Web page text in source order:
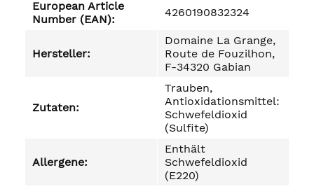
European Article
Number (EAN):
4260190832324
Hersteller:
Domaine La Grange,
Route de Fouzilhon,
F-34320 Gabian
Zutaten:
Trauben,
Antioxidationsmittel:
Schwefeldioxid
(Sulfite)
Allergene:
Enthält
Schwefeldioxid
(E220)